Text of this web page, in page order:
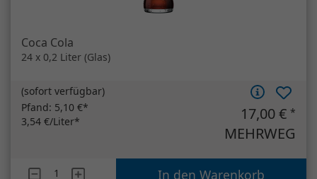
Coca Cola
24 x 0,2 Liter (Glas)
(sofort verfügbar)
Pfand: 5,10 €*
3,54 €/Liter*
17,00 € *
MEHRWEG
Artikelanzahl Coca ColaIn den Warenkorb